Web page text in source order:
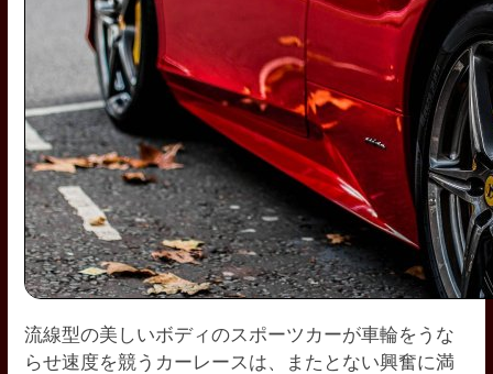
流線型の美しいボディのスポーツカーが車輪をうな
らせ速度を競うカーレースは、またとない興奮に満